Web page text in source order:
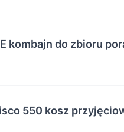
kombajn do zbioru
550 kosz